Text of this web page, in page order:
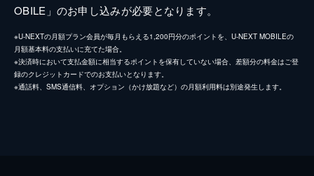
OBILE」のお申し込みが必要となります。
※U-NEXTの月額プラン会員が毎月もらえる1,200円分のポイントを、U-NEXT MOBILEの
月額基本料の支払いに充てた場合。
※決済時において支払金額に相当するポイントを保有していない場合、差額分の料金はご登
録のクレジットカードでのお支払いとなります。
※通話料、SMS通信料、オプション（かけ放題など）の月額利用料は別途発生します。